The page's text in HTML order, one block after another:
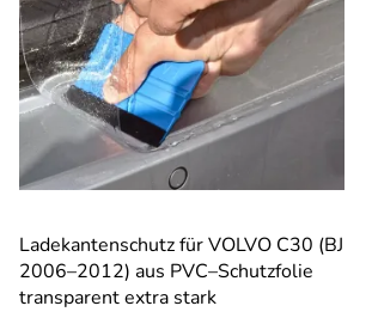
Ladekantenschutz für VOLVO C30 (BJ
2006–2012) aus PVC–Schutzfolie
transparent extra stark